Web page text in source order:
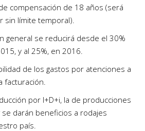
compensación de 18 años (será
sin límite temporal).
general se reducirá desde el 30%
y al 25%, en 2016.
de los gastos por atenciones a
facturación.
por I+D+i, la de producciones
se darán beneficios a rodajes
país.